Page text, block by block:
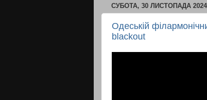
СУБОТА, 30 ЛИСТОПАДА 2024
Одеській
blackout